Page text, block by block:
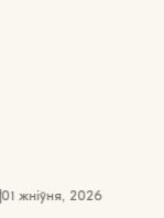
01 жніўня, 2026